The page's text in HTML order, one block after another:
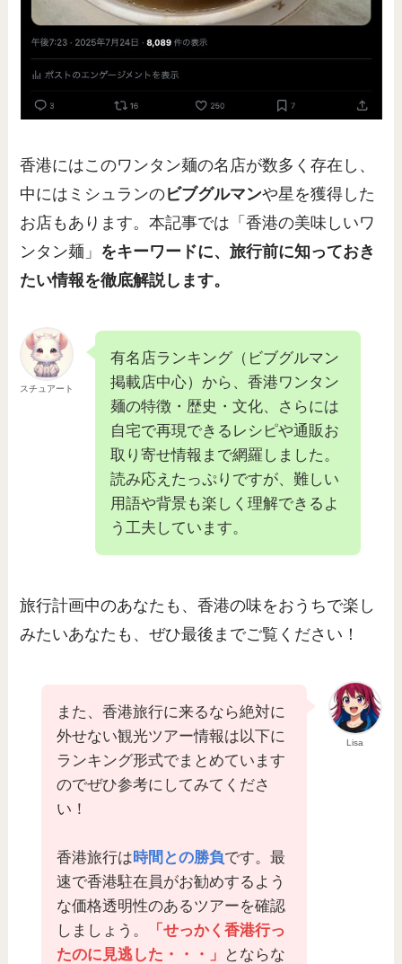
香港にはこのワンタン麺の名店が数多く存在し、
中にはミシュランのビブグルマンや星を獲得した
お店もあります。本記事では「香港の美味しいワ
ンタン麺」 をキーワードに、旅行前に知っておき
たい情報を徹底解説します。
スチュアート
有名店ランキング（ビブグルマン
掲載店中心）から、香港ワンタン
麺の特徴・歴史・文化、さらには
自宅で再現できるレシピや通販お
取り寄せ情報まで網羅しました。
読み応えたっぷりですが、難しい
用語や背景も楽しく理解できるよ
う工夫しています。
旅行計画中のあなたも、香港の味をおうちで楽し
みたいあなたも、ぜひ最後までご覧ください！
Lisa
また、香港旅行に来るなら絶対に
外せない観光ツアー情報は以下に
ランキング形式でまとめています
のでぜひ参考にしてみてくださ
い！
香港旅行は 時間との勝負です。最
速で香港駐在員がお勧めするよう
な価格透明性のあるツアーを確認
しましょう。
「せっかく香港行っ
たのに見逃した・・・」
とならな